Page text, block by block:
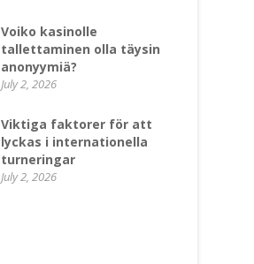
Voiko kasinolle
tallettaminen olla täysin
anonyymiä?
July 2, 2026
Viktiga faktorer för att
lyckas i internationella
turneringar
July 2, 2026